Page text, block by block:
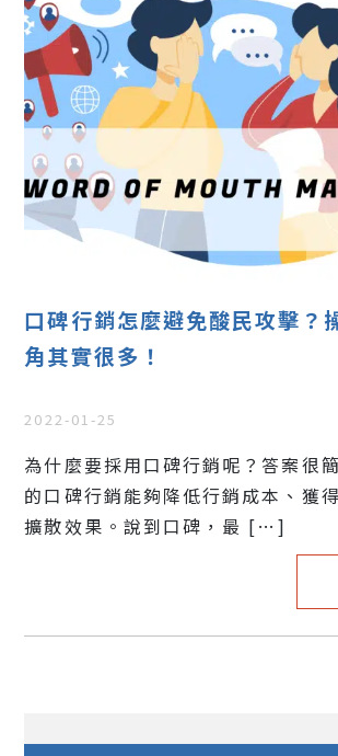
口碑行銷怎麼避免酸民攻擊？
角其實很多！
2022-01-25
為什麼要採用口碑行銷呢？答案很
的口碑行銷能夠降低行銷成本、獲
擴散效果。說到口碑，最 […]